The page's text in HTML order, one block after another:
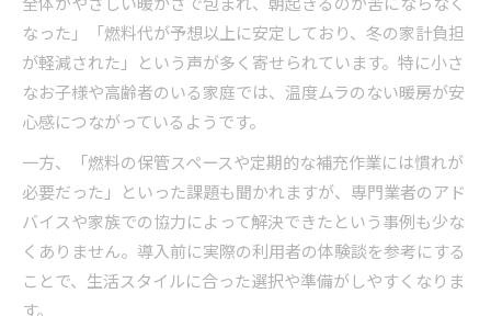
なった」「燃料代が予想以上に安定しており、冬の家計負担
が軽減された」という声が多く寄せられています。特に小さ
なお子様や高齢者のいる家庭では、温度ムラのない暖房が安
心感につながっているようです。
一方、「燃料の保管スペースや定期的な補充作業には慣れが
必要だった」といった課題も聞かれますが、専門業者のアド
バイスや家族での協力によって解決できたという事例も少な
くありません。導入前に実際の利用者の体験談を参考にする
ことで、生活スタイルに合った選択や準備がしやすくなりま
す。